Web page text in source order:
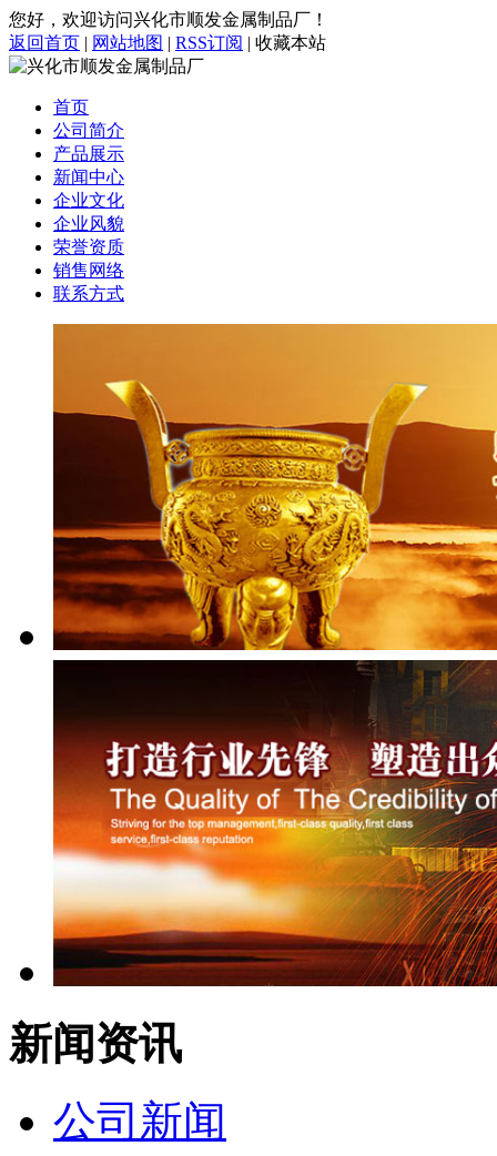
您好，欢迎访问兴化市顺发金属制品厂！
返回首页 | 网站地图 | RSS订阅 | 收藏本站
首页
公司简介
产品展示
新闻中心
企业文化
企业风貌
荣誉资质
销售网络
联系方式
新闻资讯
公司新闻